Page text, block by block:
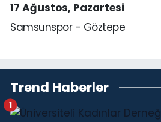
17 Ağustos, Pazartesi
Samsunspor - Göztepe
Trend Haberler
1